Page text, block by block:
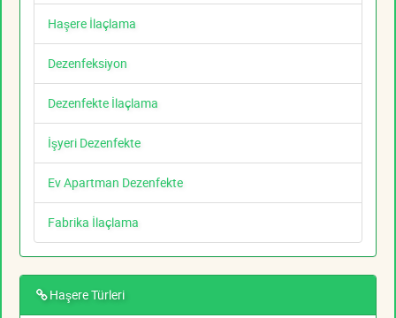
Haşere İlaçlama
Dezenfeksiyon
Dezenfekte İlaçlama
İşyeri Dezenfekte
Ev Apartman Dezenfekte
Fabrika İlaçlama
Haşere Türleri